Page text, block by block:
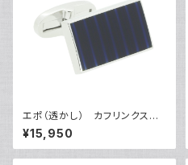
エポ（透かし） カフリンクス
VQC-1206
¥15,950